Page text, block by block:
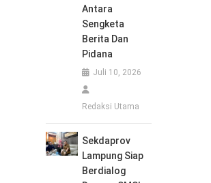
Antara
Sengketa
Berita Dan
Pidana
Juli 10, 2026
Redaksi Utama
Sekdaprov
Lampung Siap
Berdialog